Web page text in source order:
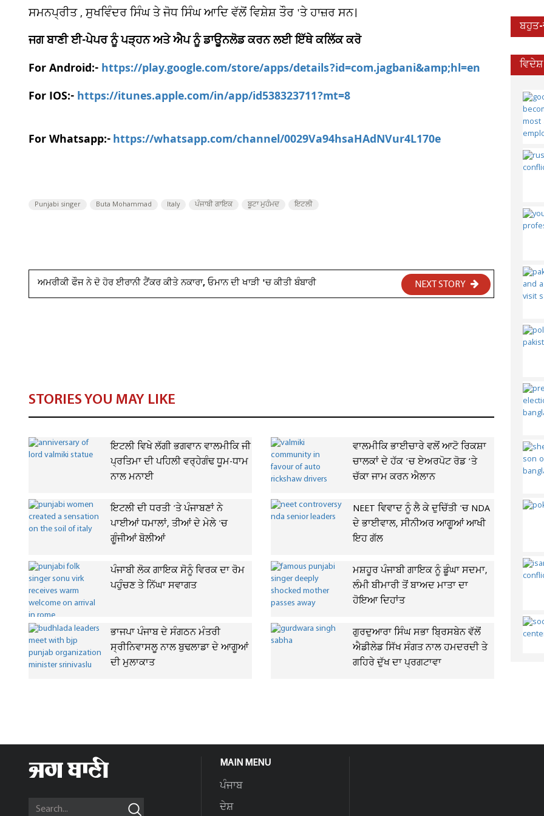
ਸਮਨਪ੍ਰੀਤ , ਸੁਖਵਿੰਦਰ ਸਿੰਘ ਤੇ ਜੋਧ ਸਿੰਘ ਆਦਿ ਵੱਲੋਂ ਵਿਸ਼ੇਸ਼ ਤੌਰ 'ਤੇ ਹਾਜ਼ਰ ਸਨ।
ਜਗ ਬਾਣੀ ਈ-ਪੇਪਰ ਨੂੰ ਪੜ੍ਹਨ ਅਤੇ ਐਪ ਨੂੰ ਡਾਊਨਲੋਡ ਕਰਨ ਲਈ ਇੱਥੇ ਕਲਿੱਕ ਕਰੋ
For Android:-https://play.google.com/store/apps/details?id=com.jagbani&amp;hl=en
For IOS:-https://itunes.apple.com/in/app/id538323711?mt=8
For Whatsapp:-https://whatsapp.com/channel/0029Va94hsaHAdNVur4L170e
Punjabi singer Buta Mohammad Italy ਪੰਜਾਬੀ ਗਾਇਕ ਬੂਟਾ ਮੁਹੰਮਦ ਇਟਲੀ
ਅਮਰੀਕੀ ਫੌਜ ਨੇ ਦੋ ਹੋਰ ਈਰਾਨੀ ਟੈਂਕਰ ਕੀਤੇ ਨਕਾਰਾ, ਓਮਾਨ ਦੀ ਖਾੜੀ 'ਚ ਕੀਤੀ ਬੰਬਾਰੀ NEXT STORY
STORIES YOU MAY LIKE
ਇਟਲੀ ਵਿਖੇ ਲੱਗੀ ਭਗਵਾਨ ਵਾਲਮੀਕਿ ਜੀ
ਪ੍ਰਤਿਮਾ ਦੀ ਪਹਿਲੀ ਵਰ੍ਹੇਗੰਢ ਧੂਮ-ਧਾਮ
ਨਾਲ ਮਨਾਈ
ਵਾਲਮੀਕਿ ਭਾਈਚਾਰੇ ਵਲੋਂ ਆਟੋ ਰਿਕਸ਼ਾ
ਚਾਲਕਾਂ ਦੇ ਹੱਕ ’ਚ ਏਅਰਪੋਟ ਰੋਡ ’ਤੇ
ਚੱਕਾ ਜਾਮ ਕਰਨ ਐਲਾਨ
ਇਟਲੀ ਦੀ ਧਰਤੀ 'ਤੇ ਪੰਜਾਬਣਾਂ ਨੇ
ਪਾਈਆਂ ਧਮਾਲਾਂ, ਤੀਆਂ ਦੇ ਮੇਲੇ 'ਚ
ਗੂੰਜੀਆਂ ਬੋਲੀਆਂ
NEET ਵਿਵਾਦ ਨੂੰ ਲੈ ਕੇ ਦੁਚਿੱਤੀ 'ਚ NDA
ਦੇ ਭਾਈਵਾਲ, ਸੀਨੀਅਰ ਆਗੂਆਂ ਆਖੀ
ਇਹ ਗੱਲ
ਪੰਜਾਬੀ ਲੋਕ ਗਾਇਕ ਸੋਨੂੰ ਵਿਰਕ ਦਾ ਰੋਮ
ਪਹੁੰਚਣ ਤੇ ਨਿੱਘਾ ਸਵਾਗਤ
ਮਸ਼ਹੂਰ ਪੰਜਾਬੀ ਗਾਇਕ ਨੂੰ ਡੂੰਘਾ ਸਦਮਾ,
ਲੰਮੀ ਬੀਮਾਰੀ ਤੋਂ ਬਾਅਦ ਮਾਤਾ ਦਾ
ਹੋਇਆ ਦਿਹਾਂਤ
ਭਾਜਪਾ ਪੰਜਾਬ ਦੇ ਸੰਗਠਨ ਮੰਤਰੀ
ਸ੍ਰੀਨਿਵਾਸਲੂ ਨਾਲ ਬੁਢਲਾਡਾ ਦੇ ਆਗੂਆਂ
ਦੀ ਮੁਲਾਕਾਤ
ਗੁਰਦੁਆਰਾ ਸਿੰਘ ਸਭਾ ਬ੍ਰਿਸਬੇਨ ਵੱਲੋਂ
ਐਡੀਲੇਡ ਸਿੱਖ ਸੰਗਤ ਨਾਲ ਹਮਦਰਦੀ ਤੇ
ਗਹਿਰੇ ਦੁੱਖ ਦਾ ਪ੍ਰਗਟਾਵਾ
ਬਹੁਤ-
MAIN MENU
ਪੰਜਾਬ
ਦੇਸ਼